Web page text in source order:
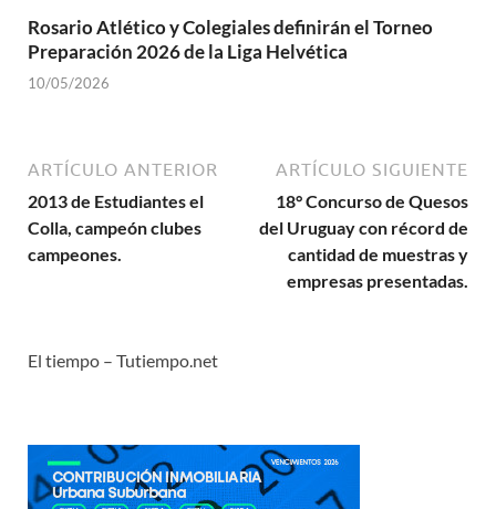
Rosario Atlético y Colegiales definirán el Torneo
Preparación 2026 de la Liga Helvética
10/05/2026
ARTÍCULO ANTERIOR
2013 de Estudiantes el
Colla, campeón clubes
campeones.
ARTÍCULO SIGUIENTE
18° Concurso de Quesos
del Uruguay con récord de
cantidad de muestras y
empresas presentadas.
El tiempo – Tutiempo.net